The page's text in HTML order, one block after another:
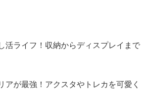
活ライフ！収納からディスプレイまで
アが最強！アクスタやトレカを可愛く